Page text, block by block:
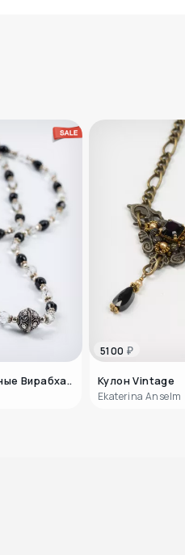
Вирабха..
5100 ₽
Кулон Vintage
Ekaterina Anselm